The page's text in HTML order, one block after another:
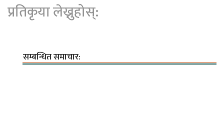
प्रतिकृया लेख्नुहोस्:
सम्बन्धित समाचार: